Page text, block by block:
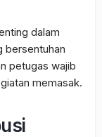
dalam
bersentuhan
petugas wajib
memasak.